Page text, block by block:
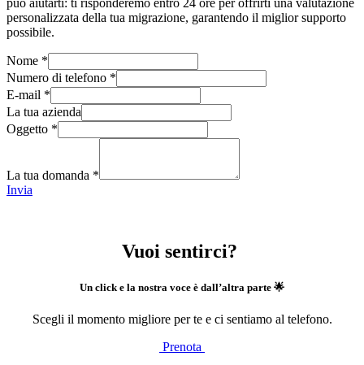
personalizzata della tua migrazione, garantendo il miglior supporto
possibile.​
Nome *
Numero di telefono *
E-mail *
La tua azienda
Oggetto *
La tua domanda *
Invia
Vuoi sentirci?
Un click e la nostra voce è dall’altra parte 🌟
Scegli il momento migliore per te e ci sentiamo al telefono.
Prenota